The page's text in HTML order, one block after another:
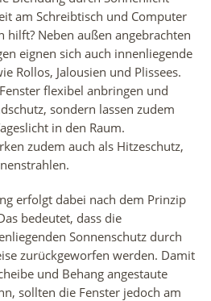
am Schreibtisch und Computer
hilft? Neben außen angebrachten
eignen sich auch innenliegende
Rollos, Jalousien und Plissees.
flexibel anbringen und
sondern lassen zudem
in den Raum.
zudem auch als Hitzeschutz,
erfolgt dabei nach dem Prinzip
bedeutet, dass die
Sonnenschutz durch
zurückgeworfen werden. Damit
und Behang angestaute
sollten die Fenster jedoch am